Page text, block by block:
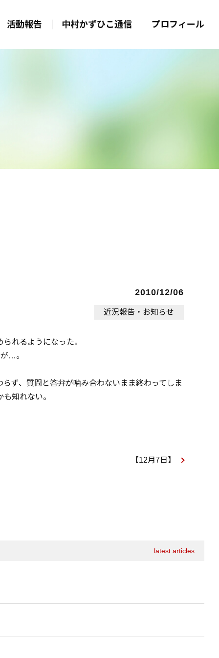
活動報告 中村かずひこ通信 プロフィール
2010/12/06
近況報告・お知らせ
れるようになった。
…。
ず、質問と答弁が噛み合わないまま終わってしま
知れない。
【12月7日】
latest articles